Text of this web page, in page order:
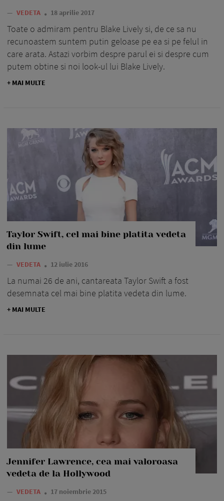
— VEDETA 18 aprilie 2017
Toate o admiram pentru Blake Lively si, de ce sa nu
recunoastem suntem putin geloase pe ea si pe felul in
care arata. Astazi vorbim despre parul ei si despre cum
putem obtine si noi look-ul lui Blake Lively.
+ MAI MULTE
Taylor Swift, cel mai bine platita vedeta
din lume
— VEDETA 12 iulie 2016
La numai 26 de ani, cantareata Taylor Swift a fost
desemnata cel mai bine platita vedeta din lume.
+ MAI MULTE
Jennifer Lawrence, cea mai valoroasa
vedeta de la Hollywood
— VEDETA 17 noiembrie 2015